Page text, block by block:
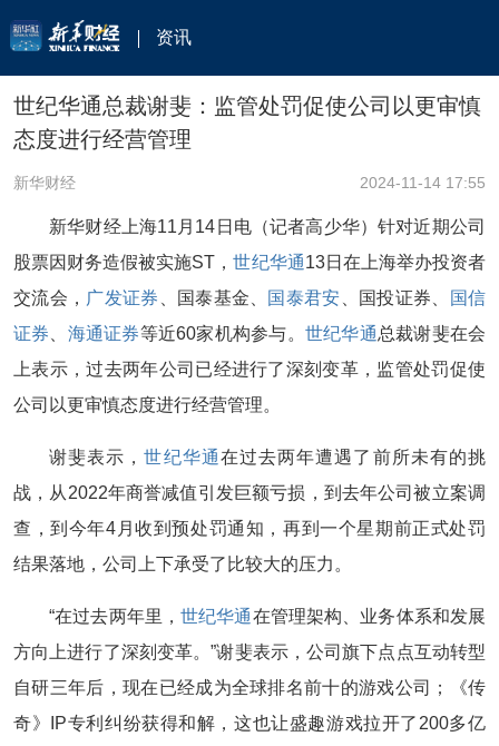
资讯
世纪华通总裁谢斐：监管处罚促使公司以更审慎
态度进行经营管理
新华财经 2024-11-14 17:55
新华财经上海11月14日电（记者高少华）针对近期公司
股票因财务造假被实施ST，世纪华通13日在上海举办投资者
交流会， 广发证券 、国泰基金、 国泰君安 、国投证券、
国信
证券
海通证券等近60家机构参与。 世纪华通总裁谢斐在会
上表示，过去两年公司已经进行了深刻变革，监管处罚促使
公司以更审慎态度进行经营管理。
谢斐表示，世纪华通在过去两年遭遇了前所未有的挑
战，从2022年商誉减值引发巨额亏损，到去年公司被立案调
查，到今年4月收到预处罚通知，再到一个星期前正式处罚
结果落地，公司上下承受了比较大的压力。
“在过去两年里， 世纪华通在管理架构、业务体系和发展
方向上进行了深刻变革。”谢斐表示，公司旗下点点互动转型
自研三年后，现在已经成为全球排名前十的游戏公司；《传
奇》IP专利纠纷获得和解，这也让盛趣游戏拉开了200多亿